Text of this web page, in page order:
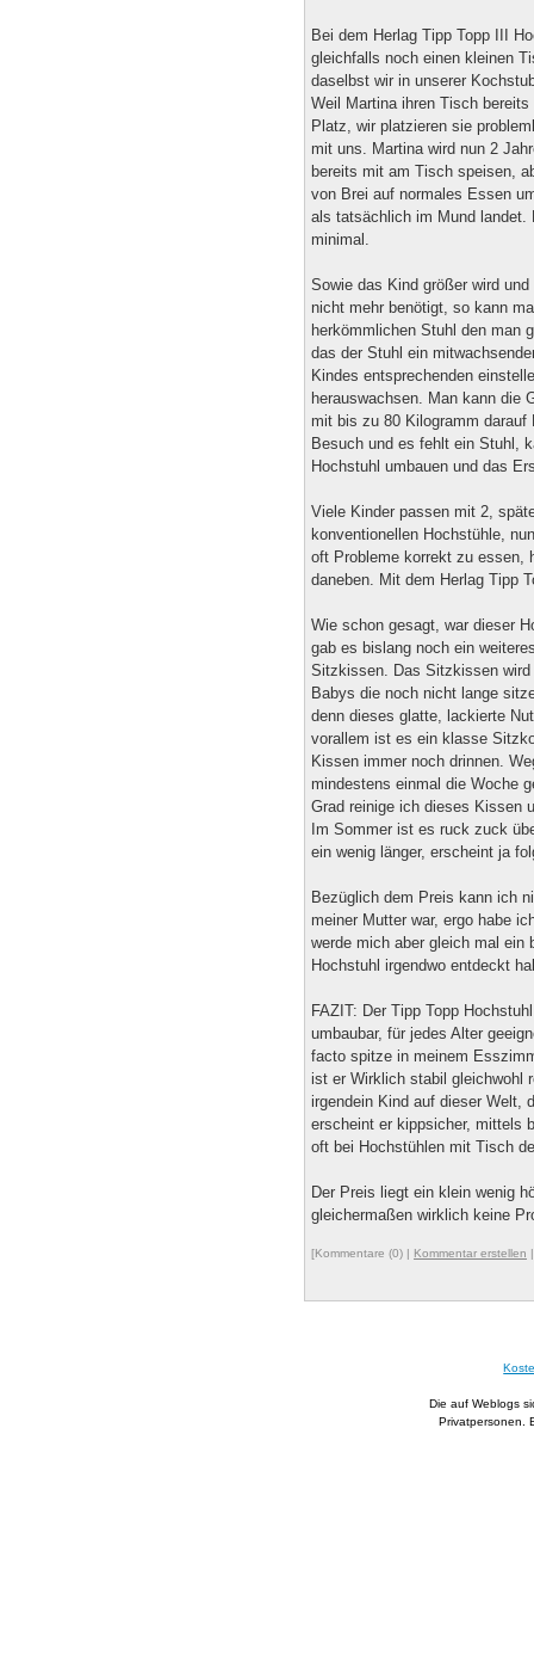
Bei dem Herlag Tipp Topp III
gleichfalls noch einen kleinen
daselbst wir in unserer
Weil Martina ihren Tisch
Platz, wir platzieren sie
mit uns. Martina wird nun 2
bereits mit am Tisch speisen,
von Brei auf normales Essen
als tatsächlich im Mund landet.
minimal.
Sowie das Kind größer wird
nicht mehr benötigt, so kann
herkömmlichen Stuhl den man
das der Stuhl ein
Kindes entsprechenden
herauswachsen. Man kann die
mit bis zu 80 Kilogramm
Besuch und es fehlt ein Stuhl,
Hochstuhl umbauen und das
Viele Kinder passen mit 2,
konventionellen Hochstühle,
oft Probleme korrekt zu essen,
daneben. Mit dem Herlag Tipp
Wie schon gesagt, war dieser
gab es bislang noch ein
Sitzkissen. Das Sitzkissen
Babys die noch nicht lange
denn dieses glatte, lackierte
vorallem ist es ein klasse
Kissen immer noch drinnen.
mindestens einmal die Woche
Grad reinige ich dieses Kissen
Im Sommer ist es ruck zuck
ein wenig länger, erscheint ja
Bezüglich dem Preis kann ich
meiner Mutter war, ergo habe
werde mich aber gleich mal ein
Hochstuhl irgendwo entdeckt
FAZIT: Der Tipp Topp
umbaubar, für jedes Alter
facto spitze in meinem
ist er Wirklich stabil gleichwohl
irgendein Kind auf dieser Welt,
erscheint er kippsicher, mittels
oft bei Hochstühlen mit Tisch
Der Preis liegt ein klein wenig
gleichermaßen wirklich keine
[Kommentare (0) | Kommentar erstellen
Die auf Weblogs
Privatpersonen.